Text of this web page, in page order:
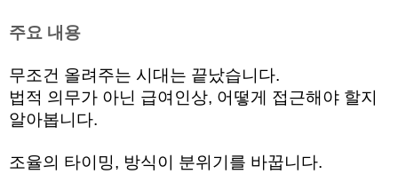
주요 내용
무조건 올려주는 시대는 끝났습니다.
법적 의무가 아닌 급여인상, 어떻게 접근해야 할지
알아봅니다.
조율의 타이밍, 방식이 분위기를 바꿉니다.